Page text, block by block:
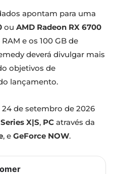
apontam para uma
ou AMD Radeon RX 6700
e os 100 GB de
deverá divulgar mais
objetivos de
lançamento.
de setembro de 2026
X|S, PC através da
, e GeForce NOW.